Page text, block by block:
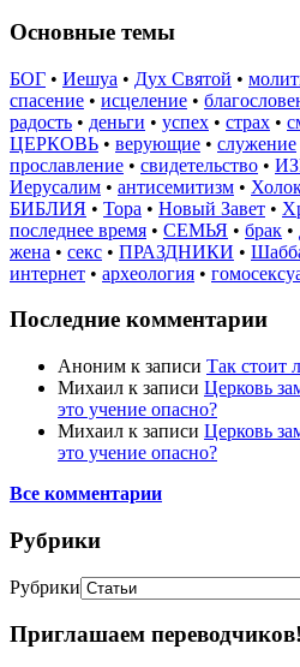
Основные темы
БОГ • Иешуа • Дух Святой •
спасение • исцеление •
радость • деньги • успех • страх •
ЦЕРКОВЬ • верующие • служение
прославление • свидетельство •
Иерусалим • антисемитизм •
БИБЛИЯ • Тора • Новый Завет •
последнее время • СЕМЬЯ • брак •
жена • секс • ПРАЗДНИКИ •
интернет • археология •
Последние комментарии
Аноним к записи Так стоит
Михаил к записи Церковь
это учение опасно?
Михаил к записи Церковь
это учение опасно?
Все комментарии
Рубрики
Рубрики
Приглашаем переводчиков!